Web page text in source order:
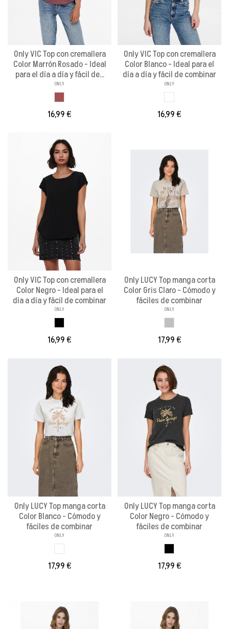
Only VIC Top con cremallera
Color Marrón Rosado - Ideal
para el día a día y fácil de...
ONLY
16,99 €
Only VIC Top con cremallera
Color Blanco - Ideal para el
día a día y fácil de combinar
ONLY
16,99 €
Only VIC Top con cremallera
Color Negro - Ideal para el
día a día y fácil de combinar
ONLY
16,99 €
Only LUCY Top manga corta
Color Gris Claro - Cómodo y
fáciles de combinar
ONLY
17,99 €
Only LUCY Top manga corta
Color Blanco - Cómodo y
fáciles de combinar
ONLY
17,99 €
Only LUCY Top manga corta
Color Negro - Cómodo y
fáciles de combinar
ONLY
17,99 €